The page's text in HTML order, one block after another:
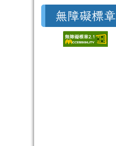
無障礙標章